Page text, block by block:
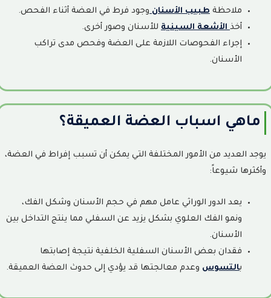
16
مميزات وعيوب عدسات الأسنان: هل هي الخيار المناسب؟ الدليل
الطبي الكامل قبل اتخاذ قرار التركيب
17
أفضل أنواع عدسات الأسنان: مقارنة بين E-max واللومينير
والكومبوزيت والفينير
أفضل أنواع زراعة الأسنان: مقارنة بين أشهر الماركات العالمية وكيف
تختار الأنسب؟
20
على بقائها
ملاحظة طبيب الأسنان وجود فرط في العضة أثناء الفحص.
أخذ الأشعة السينية للأسنان وصور أخرى.
إجراء الفحوصات اللازمة على العضة وفحص مدى تراكب
الأسنان.
ماهي اسباب العضة العميقة؟
يوجد العديد من الأمور المختلفة التي يمكن أن تسبب إفراط في العضة،
وأكثرها شيوعاً:
يعد الدور الوراثي عامل مهم في حجم الأسنان وشكل الفك،
ونمو الفك العلوي بشكل يزيد عن السفلي مما ينتج التداخل بين
الأسنان.
فقدان بعض الأسنان السفلية الخلفية نتيجة إصابتها
بالتسوس وعدم معالجتها قد يؤدي إلى حدوث العضة العميقة.